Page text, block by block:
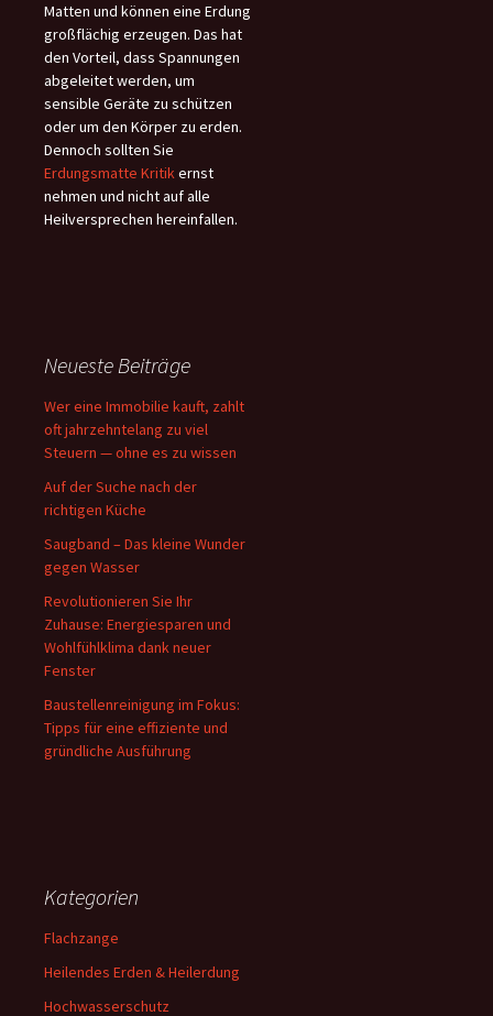
Matten und können eine Erdung
großflächig erzeugen. Das hat
den Vorteil, dass Spannungen
abgeleitet werden, um
sensible Geräte zu schützen
oder um den Körper zu erden.
Dennoch sollten Sie
Erdungsmatte Kritikernst
nehmen und nicht auf alle
Heilversprechen hereinfallen.
Neueste Beiträge
Wer eine Immobilie kauft, zahlt
oft jahrzehntelang zu viel
Steuern — ohne es zu wissen
Auf der Suche nach der
richtigen Küche
Saugband – Das kleine Wunder
gegen Wasser
Revolutionieren Sie Ihr
Zuhause: Energiesparen und
Wohlfühlklima dank neuer
Fenster
Baustellenreinigung im Fokus:
Tipps für eine effiziente und
gründliche Ausführung
Kategorien
Flachzange
Heilendes Erden & Heilerdung
Hochwasserschutz